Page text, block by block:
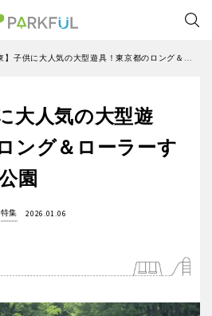
型遊具 ピックアップ1000公園
・フットサル
財 日本庭園
コトブキ事例
パーク 公園グルメ 美術館
ピックアップ1000公園
梅・桜の名所
日本庭園
【関東】子供に大人気の大型遊具！東京都のロング＆ローラーすべり台がある公園
大人気の大型遊
ング＆ローラーす
園
特集 2026.01.06